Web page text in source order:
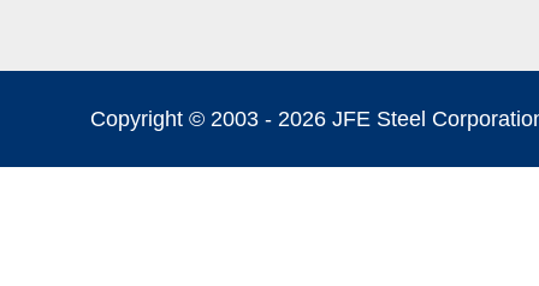
Copyright © 2003 - 2026 JFE Steel